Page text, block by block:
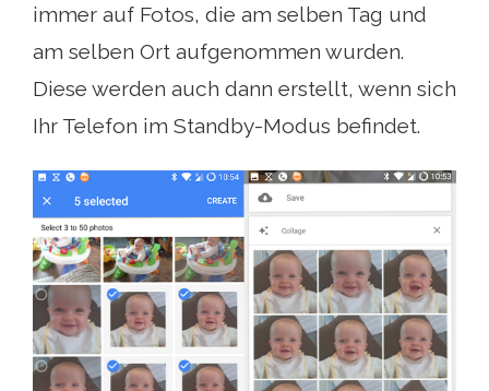
immer auf Fotos, die am selben Tag und
am selben Ort aufgenommen wurden.
Diese werden auch dann erstellt, wenn sich
Ihr Telefon im Standby-Modus befindet.